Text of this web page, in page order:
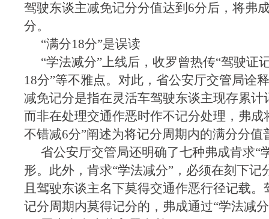
驾驶东谈主减免记分分值达到6分后，将弗
分。
“满分18分”是误读
“学法减分”上线后，收罗曾热传“驾驶证
18分”等不雅点。对此，省公安厅交管局诠
减免记分是指在灵活车驾驶东谈主现存累计
而非在处理交通作恶时作不记分处理，弗成
不错减6分”阐述为将记分周期内的满分分值
省公安厅交管局还明确了七种弗成肯求“
形。此外，肯求“学法减分”，必须在刻下记
且驾驶东谈主名下莫得交通作恶行径记载
记分周期内莫得记分的，弗成通过“学法减